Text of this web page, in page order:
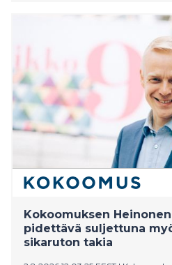
Kokoomuksen
pidettävä suljettuna
sikaruton takia